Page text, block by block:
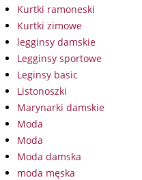
Kurtki ramoneski
Kurtki zimowe
legginsy damskie
Legginsy sportowe
Leginsy basic
Listonoszki
Marynarki damskie
Moda
Moda
Moda damska
moda męska